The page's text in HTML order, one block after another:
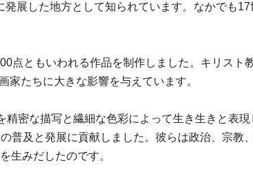
展した地方として知られています。なかでも17
点ともいわれる作品を制作しました。キリスト
たちに大きな影響を与えています。
密な描写と繊細な色彩によって生き生きと表
普及と発展に貢献しました。彼らは政治、宗教
生みだしたのです。